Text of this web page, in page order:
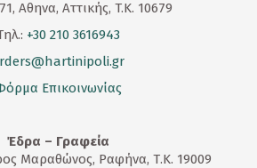
Αθηνα, Αττικής, T.K. 10679
+30 210 3616943
Επικοινωνίας
Έδρα – Γραφεία
Μαραθώνος, Ραφήνα, Τ.Κ. 19009